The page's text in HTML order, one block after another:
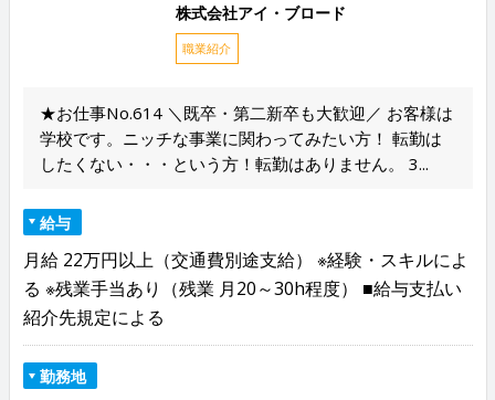
株式会社アイ・ブロード
職業紹介
★お仕事No.614 ＼既卒・第二新卒も大歓迎／ お客様は
学校です。ニッチな事業に関わってみたい方！ 転勤は
したくない・・・という方！転勤はありません。 3...
給与
月給 22万円以上（交通費別途支給） ※経験・スキルによ
る ※残業手当あり（残業 月20～30h程度） ■給与支払い
紹介先規定による
勤務地